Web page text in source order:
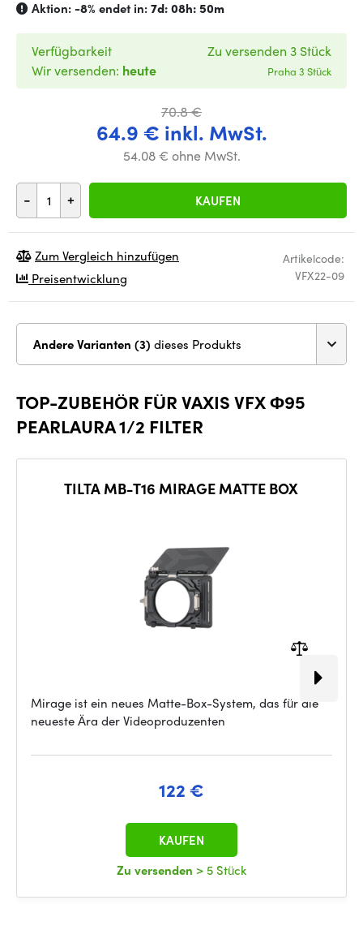
Aktion:-8% endet in:7d: 08h: 50m
70.8 €
64.9 € inkl. MwSt.
54.08 € ohne MwSt.
- + KAUFEN
Verfügbarkeit
Wir versenden: heute
Zu versenden 3 Stück
Praha 3 Stück
Artikelcode:
VFX22-09
Zum Vergleich hinzufügen
Preisentwicklung
Andere Varianten (3) dieses Produkts
TOP-ZUBEHÖR FÜR VAXIS VFX Φ95
PEARLAURA 1/2 FILTER
TILTA MB-T16 MIRAGE MATTE BOX
Mirage ist ein neues Matte-Box-System, das für die
neueste Ära der Videoproduzenten
122 €
Zu versenden > 5 Stück
KAUFEN